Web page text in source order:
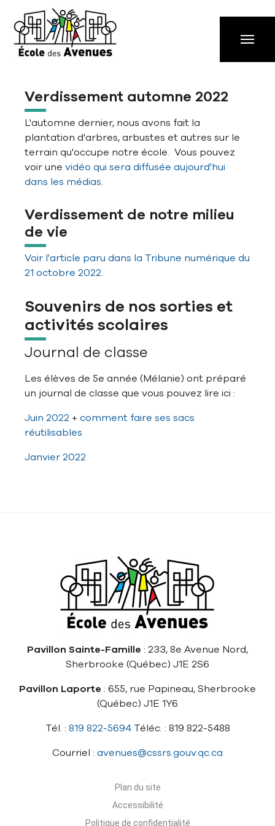
Aller à la navigation principale
Aller au contenu principal
Passer au pied de page
Verdissement automne 2022
L'automne dernier, nous avons fait la
plantation d'arbres, arbustes et autres sur le
terrain qu'occupe notre école. Vous pouvez
voir une vidéo qui sera diffusée aujourd'hui
dans les médias.
Verdissement de notre milieu
de vie
Voir l'article paru dans la Tribune numérique du
21 octobre 2022.
Souvenirs de nos sorties et
activités scolaires
Journal de classe
Les élèves de 5e année (Mélanie) ont préparé
un journal de classe que vous pouvez lire ici :
Juin 2022 + comment faire ses sacs
réutilisables
Janvier 2022
Pavillon Sainte-Famille : 233, 8e Avenue Nord,
Sherbrooke (Québec) J1E 2S6
Pavillon Laporte : 655, rue Papineau, Sherbrooke
(Québec) J1E 1Y6
Tél. : 819 822-5694Téléc. : 819 822-5488
Courriel : avenues@cssrs.gouv.qc.ca
Plan du site
Accessibilité
Politique de confidentialité